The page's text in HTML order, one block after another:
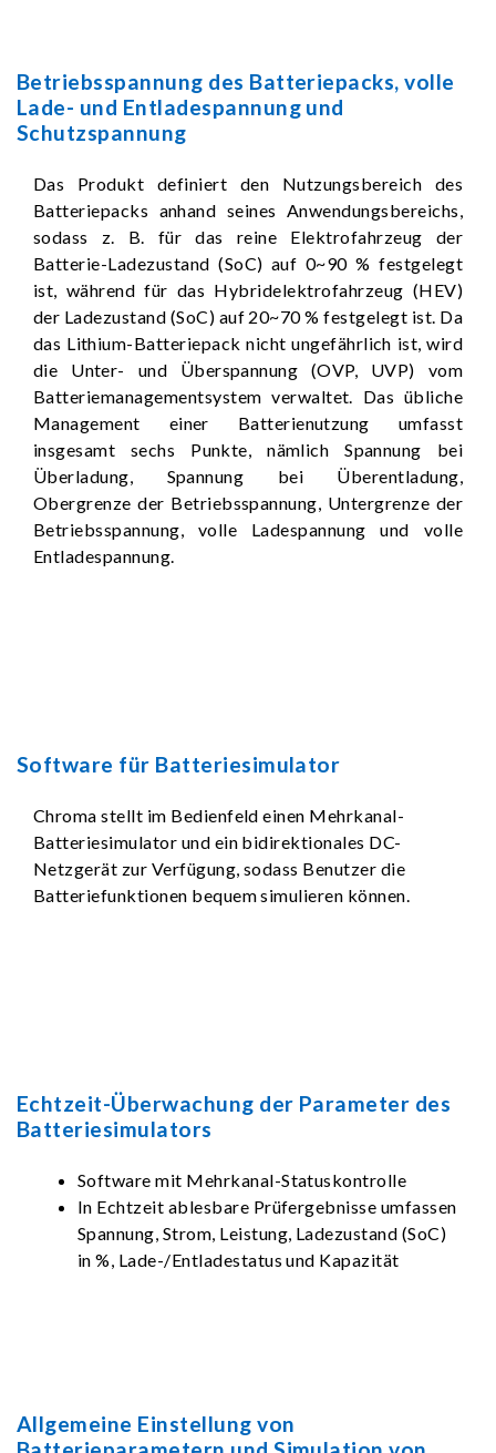
Betriebsspannung des Batteriepacks, volle
Lade- und Entladespannung und
Schutzspannung
Das Produkt definiert den Nutzungsbereich des
Batteriepacks anhand seines Anwendungsbereichs,
sodass z. B. für das reine Elektrofahrzeug der
Batterie-Ladezustand (SoC) auf 0~90 % festgelegt
ist, während für das Hybridelektrofahrzeug (HEV)
der Ladezustand (SoC) auf 20~70 % festgelegt ist. Da
das Lithium-Batteriepack nicht ungefährlich ist, wird
die Unter- und Überspannung (OVP, UVP) vom
Batteriemanagementsystem verwaltet. Das übliche
Management einer Batterienutzung umfasst
insgesamt sechs Punkte, nämlich Spannung bei
Überladung, Spannung bei Überentladung,
Obergrenze der Betriebsspannung, Untergrenze der
Betriebsspannung, volle Ladespannung und volle
Entladespannung.
Software für Batteriesimulator
Chroma stellt im Bedienfeld einen Mehrkanal-
Batteriesimulator und ein bidirektionales DC-
Netzgerät zur Verfügung, sodass Benutzer die
Batteriefunktionen bequem simulieren können.
Echtzeit-Überwachung der Parameter des
Batteriesimulators
Software mit Mehrkanal-Statuskontrolle
In Echtzeit ablesbare Prüfergebnisse umfassen
Spannung, Strom, Leistung, Ladezustand (SoC)
in %, Lade-/Entladestatus und Kapazität
Allgemeine Einstellung von